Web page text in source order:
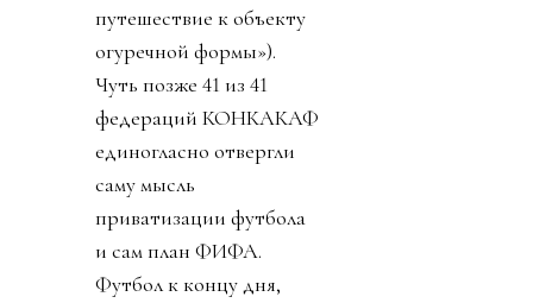
путешествие к объекту
огуречной формы»).
Чуть позже 41 из 41
федераций КОНКАКАФ
единогласно отвергли
саму мысль
приватизации футбола
и сам план ФИФА.
Футбол к концу дня,